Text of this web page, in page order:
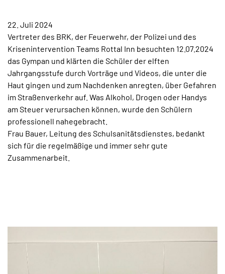
KONTAKT
22. Juli 2024
Vertreter des BRK, der Feuerwehr, der Polizei und des
Krisenintervention Teams Rottal Inn besuchten 12.07.2024
das Gympan und klärten die Schüler der elften
Jahrgangsstufe durch Vorträge und Videos, die unter die
Haut gingen und zum Nachdenken anregten, über Gefahren
im Straßenverkehr auf. Was Alkohol, Drogen oder Handys
am Steuer verursachen können, wurde den Schülern
professionell nahegebracht.
Frau Bauer, Leitung des Schulsanitätsdienstes, bedankt
sich für die regelmäßige und immer sehr gute
Zusammenarbeit.